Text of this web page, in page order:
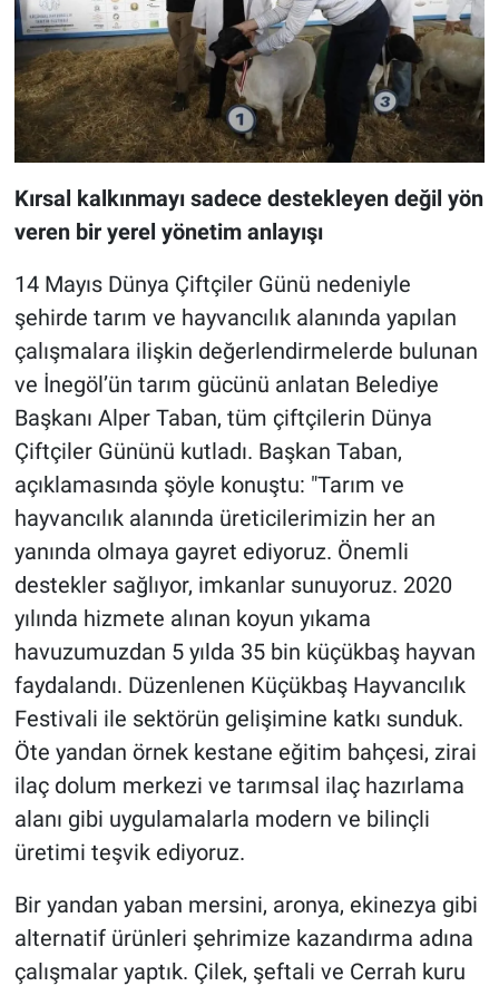
Kırsal kalkınmayı sadece destekleyen değil yön
veren bir yerel yönetim anlayışı
14 Mayıs Dünya Çiftçiler Günü nedeniyle
şehirde tarım ve hayvancılık alanında yapılan
çalışmalara ilişkin değerlendirmelerde bulunan
ve İnegöl’ün tarım gücünü anlatan Belediye
Başkanı Alper Taban, tüm çiftçilerin Dünya
Çiftçiler Gününü kutladı. Başkan Taban,
açıklamasında şöyle konuştu: "Tarım ve
hayvancılık alanında üreticilerimizin her an
yanında olmaya gayret ediyoruz. Önemli
destekler sağlıyor, imkanlar sunuyoruz. 2020
yılında hizmete alınan koyun yıkama
havuzumuzdan 5 yılda 35 bin küçükbaş hayvan
faydalandı. Düzenlenen Küçükbaş Hayvancılık
Festivali ile sektörün gelişimine katkı sunduk.
Öte yandan örnek kestane eğitim bahçesi, zirai
ilaç dolum merkezi ve tarımsal ilaç hazırlama
alanı gibi uygulamalarla modern ve bilinçli
üretimi teşvik ediyoruz.
Bir yandan yaban mersini, aronya, ekinezya gibi
alternatif ürünleri şehrimize kazandırma adına
çalışmalar yaptık. Çilek, şeftali ve Cerrah kuru